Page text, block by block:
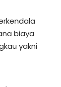
biaya
yakni